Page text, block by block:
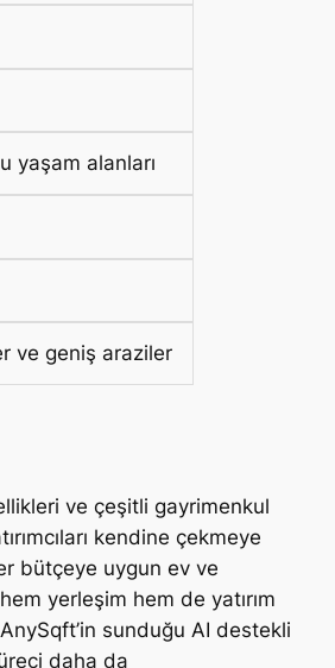
yaşam alanları
ve geniş araziler
ve çeşitli gayrimenkul
kendine çekmeye
bütçeye uygun ev ve
yerleşim hem de yatırım
sunduğu AI destekli
daha da